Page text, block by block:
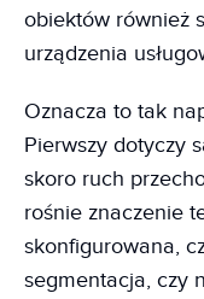
obiektów również
urządzenia
Oznacza to tak
Pierwszy dotyczy
skoro ruch
rośnie znaczenie
skonfigurowana,
segmentacja, czy